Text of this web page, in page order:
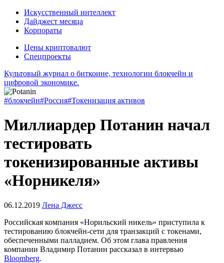
Искусственный интеллект
Дайджест месяца
Корпораты
Цены криптовалют
Спецпроекты
Культовый журнал о биткоине, технологии блокчейн и
цифровой экономике.
#блокчейн#Россия#Токенизация активов
Миллиардер Потанин начал
тестировать
токенизированные активы
«Норникеля»
06.12.2019 Лена Джесс
Российская компания «Норильский никель» приступила к
тестированию блокчейн-сети для транзакций с токенами,
обеспеченными палладием. Об этом глава правления
компании Владимир Потанин рассказал в интервью
Bloomberg.